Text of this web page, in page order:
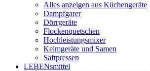
Alles anzeigen aus Küchengeräte
Dampfgarer
Dörrgeräte
Flockenquetschen
Hochleistungsmixer
Keimgeräte und Samen
Saftpressen
LEBENsmittel